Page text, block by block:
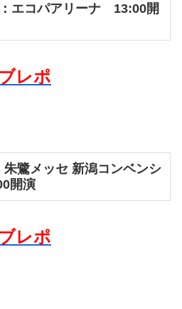
エコパアリーナ 13:00開
レポ
鷺メッセ 新潟コンベンシ
開演
レポ